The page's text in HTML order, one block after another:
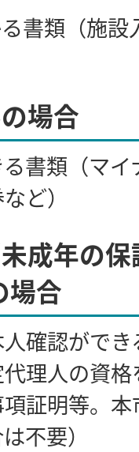
書類（施
場合
書類（マ
ど）
成年の
場合
確認ができ
理人の資
証明等。
不要）